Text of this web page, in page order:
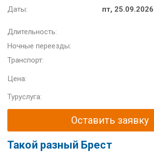
Даты:
пт,
Длительность:
Ночные переезды:
Транспорт:
Цена:
Туруслуга:
Оставить заявку
Такой разный Брест